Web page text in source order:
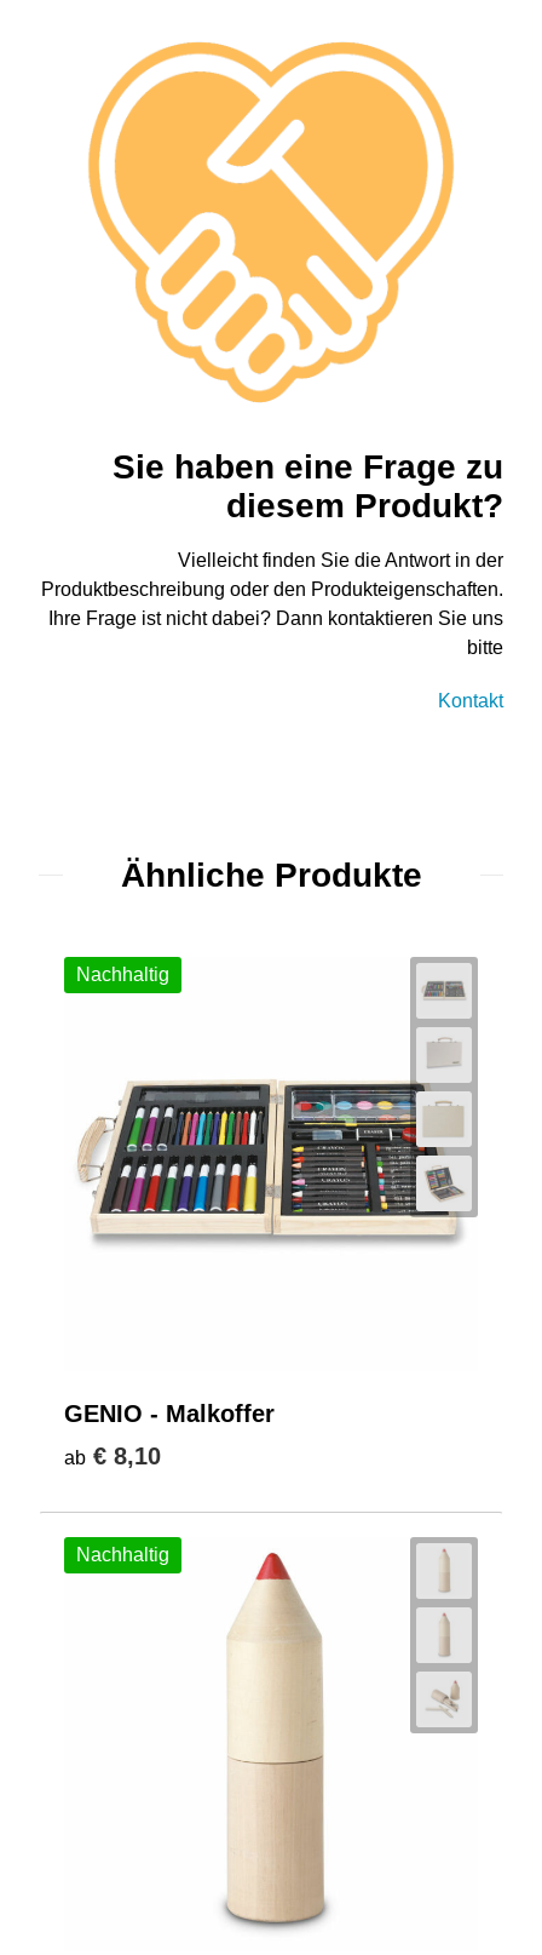
Sie haben eine Frage zu
diesem Produkt?
Vielleicht finden Sie die Antwort in der
Produktbeschreibung oder den Produkteigenschaften.
Ihre Frage ist nicht dabei? Dann kontaktieren Sie uns
bitte
Kontakt
Ähnliche Produkte
Nachhaltig
GENIO - Malkoffer
ab € 8,10
Nachhaltig